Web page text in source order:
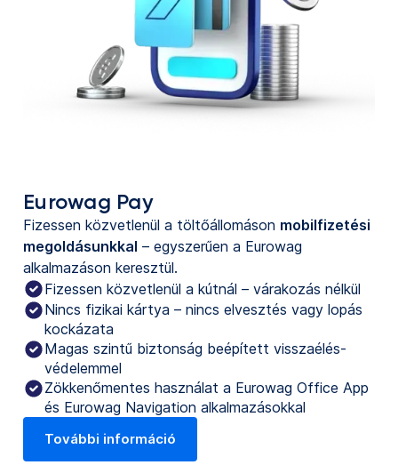
Eurowag Pay
Fizessen közvetlenül a töltőállomáson mobilfizetési
megoldásunkkal – egyszerűen a Eurowag
alkalmazáson keresztül.
Fizessen közvetlenül a kútnál – várakozás nélkül
Nincs fizikai kártya – nincs elvesztés vagy lopás
kockázata
Magas szintű biztonság beépített visszaélés-
védelemmel
Zökkenőmentes használat a Eurowag Office App
és Eurowag Navigation alkalmazásokkal
További információ